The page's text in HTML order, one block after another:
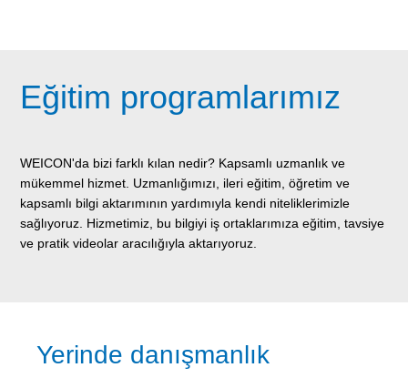
Eğitim programlarımız
WEICON'da bizi farklı kılan nedir? Kapsamlı uzmanlık ve
mükemmel hizmet. Uzmanlığımızı, ileri eğitim, öğretim ve
kapsamlı bilgi aktarımının yardımıyla kendi niteliklerimizle
sağlıyoruz. Hizmetimiz, bu bilgiyi iş ortaklarımıza eğitim, tavsiye
ve pratik videolar aracılığıyla aktarıyoruz.
Yerinde danışmanlık